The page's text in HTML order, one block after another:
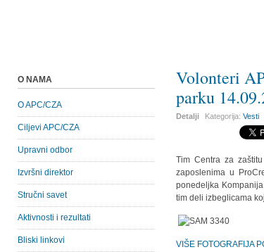
Volonteri
parku
Detalji Kategorija:Vesti
Tim Centra za
zaposlenima u
ponedeljka
tim deli izbeglicama
VIŠE FOTOGRAFIJA
O NAMA
O APC/CZA
Ciljevi APC/CZA
Upravni odbor
Izvršni direktor
Stručni savet
Aktivnosti i rezultati
Bliski linkovi